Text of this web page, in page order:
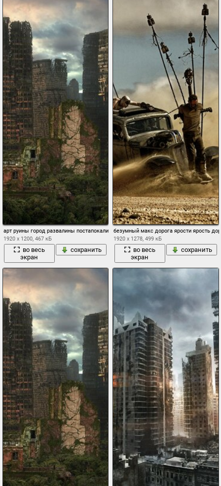
арт руины город развалины постапокалиптика лианы залосли
1920 x 1200, 467 кБ
во весь
экран
сохранить
безумный макс дорога ярости ярость
1920 x 1278, 499 кБ
во весь
экран
сохранить